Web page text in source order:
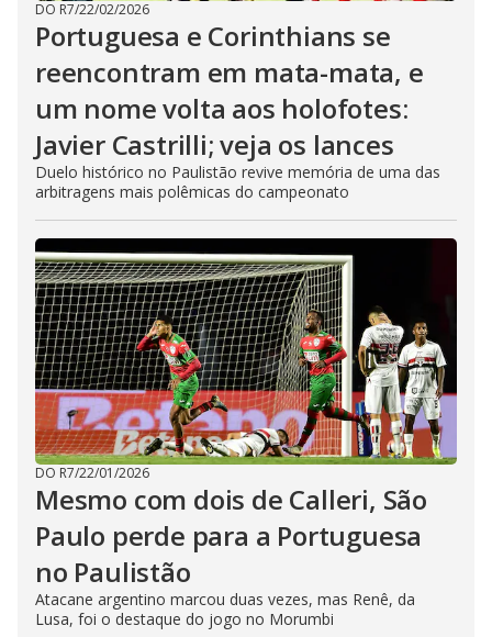
DO R7/22/02/2026
Portuguesa e Corinthians se
reencontram em mata-mata, e
um nome volta aos holofotes:
Javier Castrilli; veja os lances
Duelo histórico no Paulistão revive memória de uma das
arbitragens mais polêmicas do campeonato
DO R7/22/01/2026
Mesmo com dois de Calleri, São
Paulo perde para a Portuguesa
no Paulistão
Atacane argentino marcou duas vezes, mas Renê, da
Lusa, foi o destaque do jogo no Morumbi